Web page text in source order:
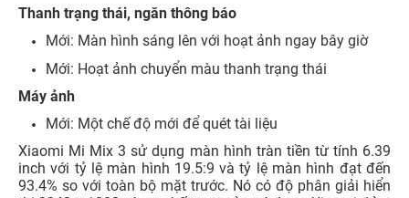
Thanh trạng thái, ngăn thông báo
Mới: Màn hình sáng lên với hoạt ảnh ngay bây giờ
Mới: Hoạt ảnh chuyển màu thanh trạng thái
Máy ảnh
Mới: Một chế độ mới để quét tài liệu
Xiaomi Mi Mix 3 sử dụng màn hình tràn tiền từ tính 6.39
inch với tỷ lệ màn hình 19.5:9 và tỷ lệ màn hình đạt đến
93.4% so với toàn bộ mặt trước. Nó có độ phân giải hiển